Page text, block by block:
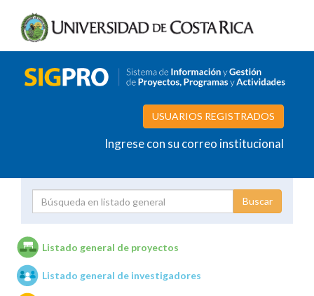
USUARIOS REGISTRADOS
Ingrese con su correo institucional
Unidades de investigación
Listado general de proyectos
Listado general de investigadores